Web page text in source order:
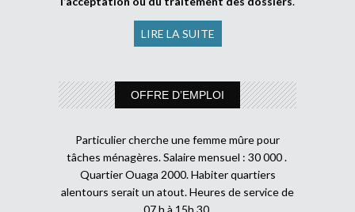
LIRE LA SUITE
OFFRE D’EMPLOI
Particulier cherche une femme mûre pour
tâches ménagères. Salaire mensuel : 30 000 .
Quartier Ouaga 2000. Habiter quartiers
alentours serait un atout. Heures de service de
07 h à 15h 30.